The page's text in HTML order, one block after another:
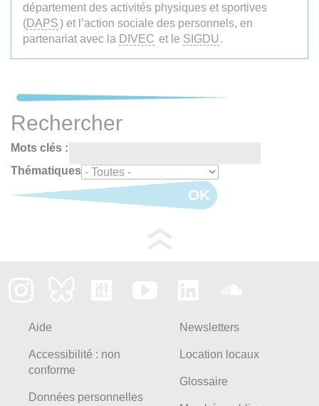
département des activités physiques et sportives
(DAPS) et l’action sociale des personnels, en
partenariat avec la DIVEC et le SIGDU.
Rechercher
Mots clés :
Thématiques
OK
Aide
Accessibilité : non
conforme
Données personnelles
Newsletters
Location locaux
Glossaire